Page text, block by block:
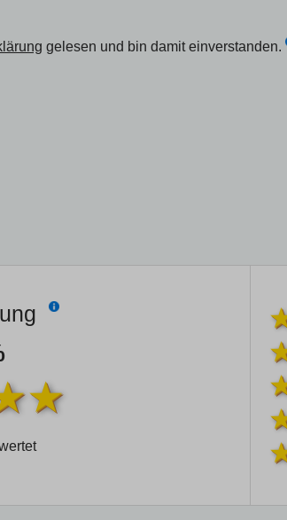
gelesen und bin damit einverstanden.